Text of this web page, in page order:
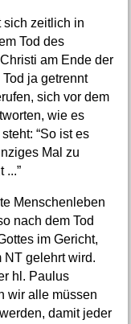
sich zeitlich in
Tod des
am Ende der
ja getrennt
sich vor dem
wie es
“So ist es
Mal zu
...”
Menschenleben
nach dem Tod
im Gericht,
NT gelehrt wird.
hl. Paulus
wir alle müssen
damit jeder